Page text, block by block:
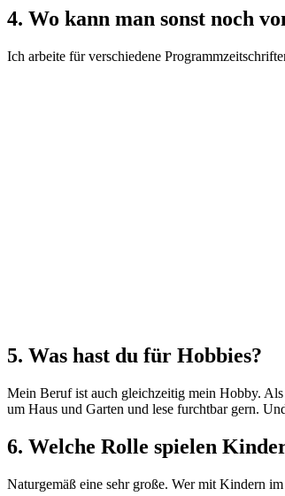
4. Wo kann man sonst noch
Ich arbeite für verschiedene
5. Was hast du für Hobbies?
Mein Beruf ist auch gleichzeitig mein Hobby.
um Haus und Garten und lese furchtbar gern.
6. Welche Rolle spielen
Naturgemäß eine sehr große. Wer mit Kindern